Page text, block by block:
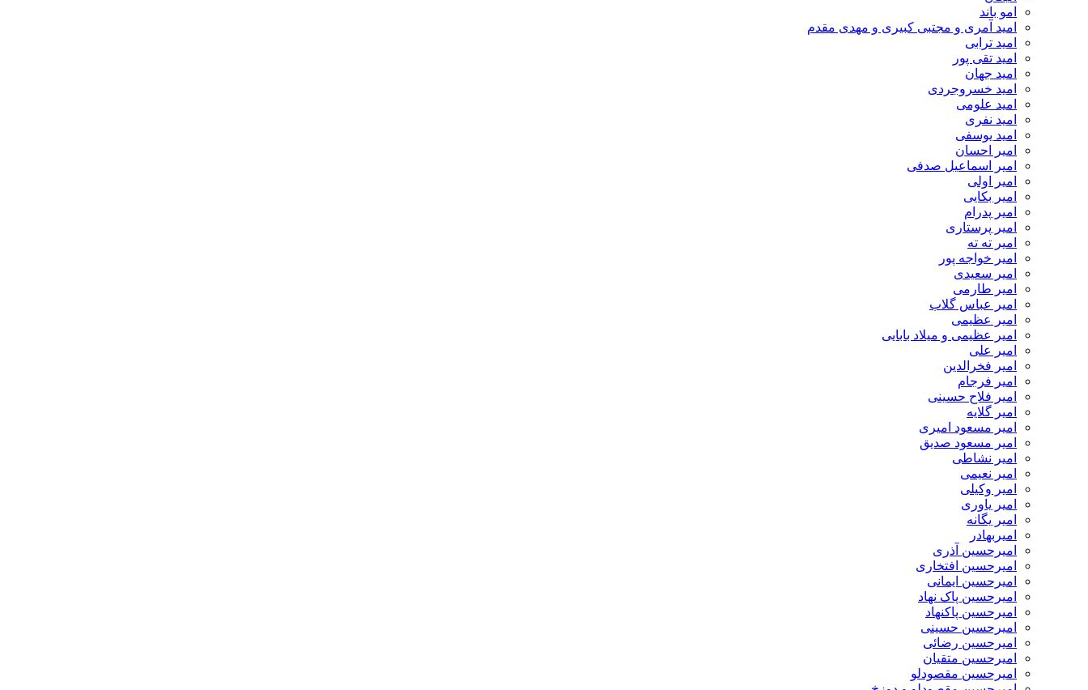
امو باند
امید آمری و مجتبی کبیری و مهدى مقدم
امید ترابی
امید تقی پور
امید جهان
امید خسروجردی
امید علومی
امید نفری
امید یوسفی
امیر احسان
امیر اسماعیل صدفی
امیر اولی
امیر بکایی
امیر پدرام
امیر پرستاری
امیر ته ته
امیر خواجه پور
امیر سعیدی
امیر طارمی
امیر عباس گلاب
امیر عظیمی
امیر عظیمی و میلاد بابایی
امیر علی
امیر فخرالدین
امیر فرجام
امیر فلاح حسینی
امیر گلایه
امیر مسعود امیری
امیر مسعود صدیق
امیر نشاطی
امیر نعیمی
امیر وکیلی
امیر یاوری
امیر یگانه
امیربهادر
امیرحسین آذری
امیرحسین افتخاری
امیرحسین ایمانی
امیرحسین پاک نهاد
امیرحسین پاکنهاد
امیرحسین حسینی
امیرحسین رضائی
امیرحسین متقیان
امیرحسین مقصودلو